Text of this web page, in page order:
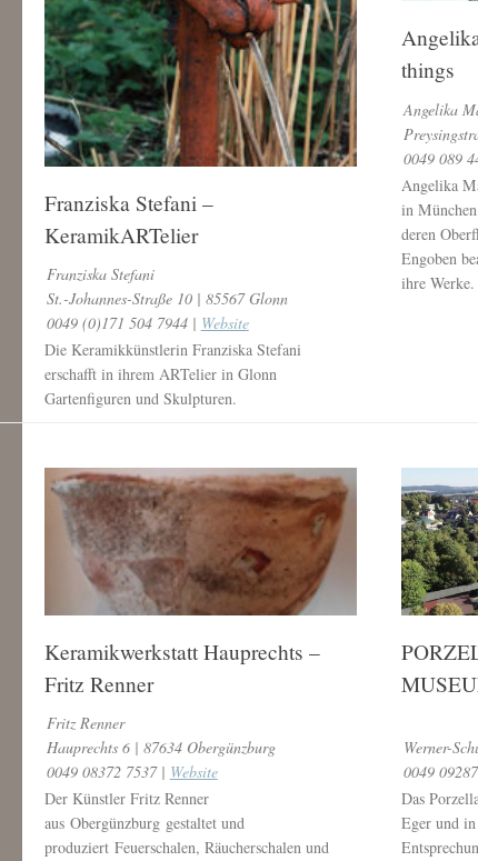
Franziska Stefani –
KeramikARTelier
Franziska Stefani
St.-Johannes-Straße 10 | 85567 Glonn
0049 (0)171 504 7944 | Website
Die Keramikkünstlerin Franziska Stefani
erschafft in ihrem ARTelier in Glonn
Gartenfiguren und Skulpturen.
things
Angelika
0049 089
Angelika
in
deren
Engoben
ihre Werke.
Keramikwerkstatt Hauprechts –
Fritz Renner
Fritz Renner
Hauprechts 6 | 87634 Obergünzburg
0049 08372 7537 | Website
Der Künstler Fritz Renner
aus Obergünzburg gestaltet und
produziert Feuerschalen, Räucherschalen und
Werner-
0049
Das
Eger und